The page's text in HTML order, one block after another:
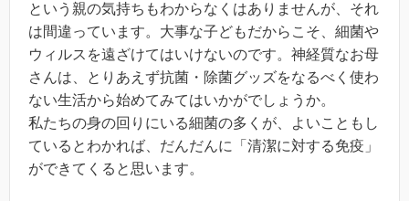
という親の気持ちもわからなくはありませんが、それ
は間違っています。大事な子どもだからこそ、細菌や
ウィルスを遠ざけてはいけないのです。神経質なお母
さんは、とりあえず抗菌・除菌グッズをなるべく使わ
ない生活から始めてみてはいかがでしょうか。
私たちの身の回りにいる細菌の多くが、よいこともし
ているとわかれば、だんだんに「清潔に対する免疫」
ができてくると思います。